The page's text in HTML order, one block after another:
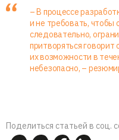
– В процессе
и не требовать, чтобы
следовательно,
притворяться
их возможности в
небезопасно, –
Поделиться статьей в соц.